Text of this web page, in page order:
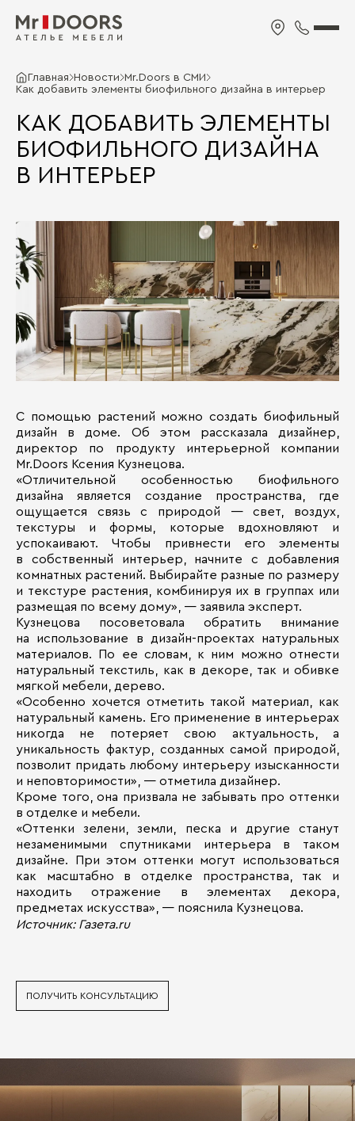
Главная Новости Mr.Doors в СМИ
Как добавить элементы биофильного дизайна в интерьер
КАК ДОБАВИТЬ ЭЛЕМЕНТЫ
БИОФИЛЬНОГО ДИЗАЙНА
В ИНТЕРЬЕР
С помощью растений можно создать биофильный
дизайн в доме. Об этом рассказала дизайнер,
директор по продукту интерьерной компании
Mr.Doors Ксения Кузнецова.
«Отличительной особенностью биофильного
дизайна является создание пространства, где
ощущается связь с природой — свет, воздух,
текстуры и формы, которые вдохновляют и
успокаивают. Чтобы привнести его элементы
в собственный интерьер, начните с добавления
комнатных растений. Выбирайте разные по размеру
и текстуре растения, комбинируя их в группах или
размещая по всему дому», — заявила эксперт.
Кузнецова посоветовала обратить внимание
на использование в дизайн-проектах натуральных
материалов. По ее словам, к ним можно отнести
натуральный текстиль, как в декоре, так и обивке
мягкой мебели, дерево.
«Особенно хочется отметить такой материал, как
натуральный камень. Его применение в интерьерах
никогда не потеряет свою актуальность, а
уникальность фактур, созданных самой природой,
позволит придать любому интерьеру изысканности
и неповторимости», — отметила дизайнер.
Кроме того, она призвала не забывать про оттенки
в отделке и мебели.
«Оттенки зелени, земли, песка и другие станут
незаменимыми спутниками интерьера в таком
дизайне. При этом оттенки могут использоваться
как масштабно в отделке пространства, так и
находить отражение в элементах декора,
предметах искусства», — пояснила Кузнецова.
Источник: Газета.ru
ПОЛУЧИТЬ КОНСУЛЬТАЦИЮ